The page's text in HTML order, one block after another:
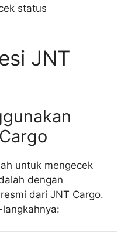
status
JNT
untuk mengecek
dengan
dari JNT Cargo.